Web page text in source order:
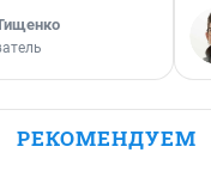
РЕКОМЕНДУЕМ